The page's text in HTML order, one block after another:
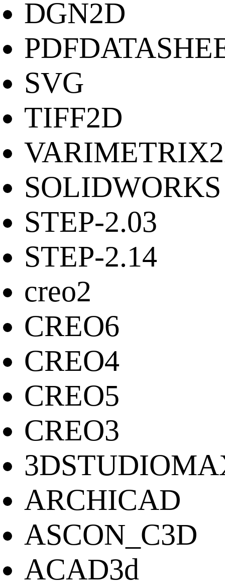
DGN2D
SVG
TIFF2D
SOLIDWORKS
STEP-2.03
STEP-2.14
creo2
CREO6
CREO4
CREO5
CREO3
ARCHICAD
ASCON_C3D
ACAD3d